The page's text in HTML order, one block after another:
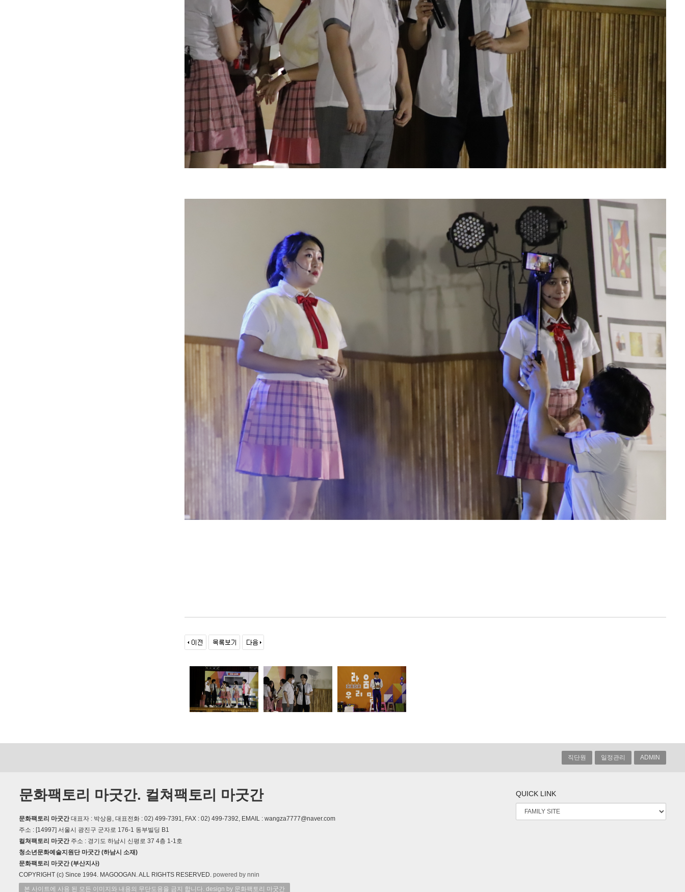
직단원 일정관리 ADMIN
문화팩토리 마굿간. 컬쳐팩토리 마굿간
문화팩토리 마굿간대표자 : 박상용, 대표전화 : 02) 499-7391, FAX : 02) 499-7392, EMAIL : wangza7777@naver.com
주소 : [14997] 서울시 광진구 군자로 176-1 동부빌딩 B1
컬쳐팩토리 마굿간 주소 : 경기도 하남시 신평로 37 4층 1-1호
청소년문화예술지원단 마굿간 (하남시 소재)
문화팩토리 마굿간 (부산지사)
COPYRIGHT (c) Since 1994. MAGOOGAN. ALL RIGHTS RESERVED. powered by nnin
본 사이트에 사용 된 모든 이미지와 내용의 무단도용을 금지 합니다. design by 문화팩토리 마굿간
QUICK LINK